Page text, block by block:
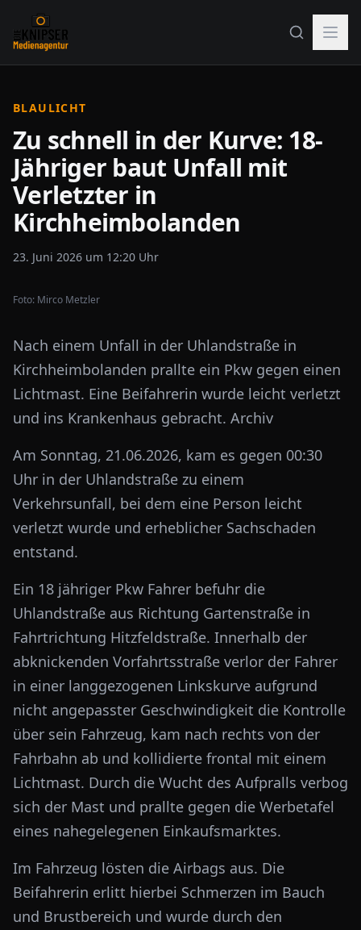
BLAULICHT
Zu schnell in der Kurve: 18-
Jähriger baut Unfall mit
Verletzter in
Kirchheimbolanden
23. Juni 2026 um 12:20 Uhr
Foto: Mirco Metzler
Nach einem Unfall in der Uhlandstraße in
Kirchheimbolanden prallte ein Pkw gegen einen
Lichtmast. Eine Beifahrerin wurde leicht verletzt
und ins Krankenhaus gebracht. Archiv
Am Sonntag, 21.06.2026, kam es gegen 00:30
Uhr in der Uhlandstraße zu einem
Verkehrsunfall, bei dem eine Person leicht
verletzt wurde und erheblicher Sachschaden
entstand.
Ein 18 jähriger Pkw Fahrer befuhr die
Uhlandstraße aus Richtung Gartenstraße in
Fahrtrichtung Hitzfeldstraße. Innerhalb der
abknickenden Vorfahrtsstraße verlor der Fahrer
in einer langgezogenen Linkskurve aufgrund
nicht angepasster Geschwindigkeit die Kontrolle
über sein Fahrzeug, kam nach rechts von der
Fahrbahn ab und kollidierte frontal mit einem
Lichtmast. Durch die Wucht des Aufpralls verbog
sich der Mast und prallte gegen die Werbetafel
eines nahegelegenen Einkaufsmarktes.
Im Fahrzeug lösten die Airbags aus. Die
Beifahrerin erlitt hierbei Schmerzen im Bauch
und Brustbereich und wurde durch den